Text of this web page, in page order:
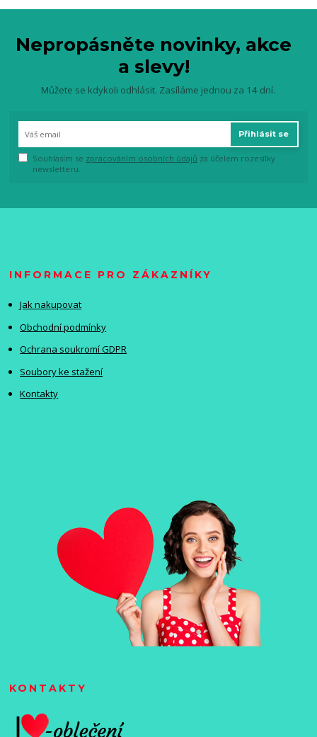
Nepropásněte novinky, akce
a slevy!
Můžete se kdykoli odhlásit. Zasíláme jednou za 14 dní.
Přihlásit se
Souhlasím se zpracováním osobních údajů za účelem rozesílky
newsletteru.
INFORMACE PRO ZÁKAZNÍKY
Jak nakupovat
Obchodní podmínky
Ochrana soukromí GDPR
Soubory ke stažení
Kontakty
KONTAKTY